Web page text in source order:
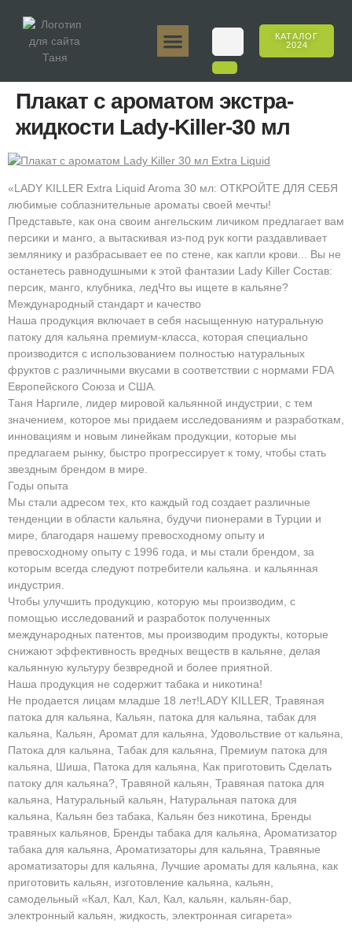
КАТАЛОГ
2024
Плакат с ароматом экстра-
жидкости Lady-Killer-30 мл
«LADY KILLER Extra Liquid Aroma 30 мл: ОТКРОЙТЕ ДЛЯ СЕБЯ
любимые соблазнительные ароматы своей мечты!
Представьте, как она своим ангельским личиком предлагает вам
персики и манго, а вытаскивая из-под рук когти раздавливает
землянику и разбрасывает ее по стене, как капли крови... Вы не
останетесь равнодушными к этой фантазии Lady Killer Состав:
персик, манго, клубника, ледЧто вы ищете в кальяне?
Международный стандарт и качество
Наша продукция включает в себя насыщенную натуральную
патоку для кальяна премиум-класса, которая специально
производится с использованием полностью натуральных
фруктов с различными вкусами в соответствии с нормами FDA
Европейского Союза и США.
Таня Наргиле, лидер мировой кальянной индустрии, с тем
значением, которое мы придаем исследованиям и разработкам,
инновациям и новым линейкам продукции, которые мы
предлагаем рынку, быстро прогрессирует к тому, чтобы стать
звездным брендом в мире.
Годы опыта
Мы стали адресом тех, кто каждый год создает различные
тенденции в области кальяна, будучи пионерами в Турции и
мире, благодаря нашему превосходному опыту и
превосходному опыту с 1996 года, и мы стали брендом, за
которым всегда следуют потребители кальяна. и кальянная
индустрия.
Чтобы улучшить продукцию, которую мы производим, с
помощью исследований и разработок полученных
международных патентов, мы производим продукты, которые
снижают эффективность вредных веществ в кальяне, делая
кальянную культуру безвредной и более приятной.
Наша продукция не содержит табака и никотина!
Не продается лицам младше 18 лет!LADY KILLER, Травяная
патока для кальяна, Кальян, патока для кальяна, табак для
кальяна, Кальян, Аромат для кальяна, Удовольствие от кальяна,
Патока для кальяна, Табак для кальяна, Премиум патока для
кальяна, Шиша, Патока для кальяна, Как приготовить Сделать
патоку для кальяна?, Травяной кальян, Травяная патока для
кальяна, Натуральный кальян, Натуральная патока для
кальяна, Кальян без табака, Кальян без никотина, Бренды
травяных кальянов, Бренды табака для кальяна, Ароматизатор
табака для кальяна, Ароматизаторы для кальяна, Травяные
ароматизаторы для кальяна, Лучшие ароматы для кальяна, как
приготовить кальян, изготовление кальяна, кальян,
самодельный «Кал, Кал, Кал, Кал, кальян, кальян-бар,
электронный кальян, жидкость, электронная сигарета»